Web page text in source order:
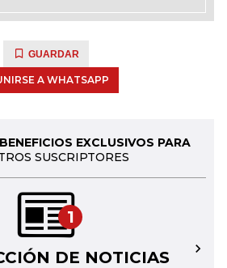
GUARDAR
A WHATSAPP
EXCLUSIVOS PARA
SUSCRIPTORES
1
DE NOTICIAS →